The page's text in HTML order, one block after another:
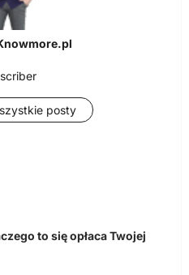
posty
to się opłaca Twojej